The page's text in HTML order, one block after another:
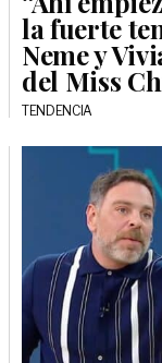
la fuerte
Neme y
del Miss
TENDENCIA